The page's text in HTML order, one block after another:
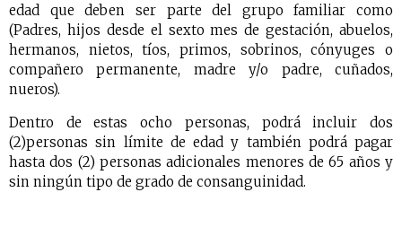
edad que deben ser parte del grupo familiar como
(Padres, hijos desde el sexto mes de gestación, abuelos,
hermanos, nietos, tíos, primos, sobrinos, cónyuges o
compañero permanente, madre y/o padre, cuñados,
nueros).
Dentro de estas ocho personas, podrá incluir dos
(2)personas sin límite de edad y también podrá pagar
hasta dos (2) personas adicionales menores de 65 años y
sin ningún tipo de grado de consanguinidad.